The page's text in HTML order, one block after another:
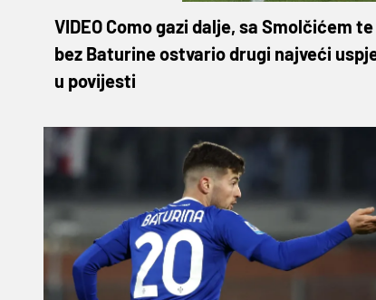
VIDEO Como gazi dalje, sa Smolčićem te
bez Baturine ostvario drugi najveći
u povijesti